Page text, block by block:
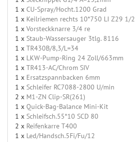
1 x CU-Spray/Hocht.1200 Grad
1 x Keilriemen rechts 10*750 LI Z29 1/2
1 x Vorsteckknarre 3/4 re
1 x Staub-Wassersauger 3tlg. 8116
1 x TR430B/8,3/L=34
1 x LKW-Pump-Ring 24 Zoll/663mm
1 x TR413-AC/Chrom SIV
1 x Ersatzspannbacken 6mm
1 x Schleifer RC7088-2800 U/min
2 x M1-ZN Clip-SR(261)
1 x Quick-Bag-Balance Mini-Kit
1 x Schleifsch.55*10 SCD 80
2 x Reifenkarre T400
1 x Led/Handsch.5Fi/Fu/12